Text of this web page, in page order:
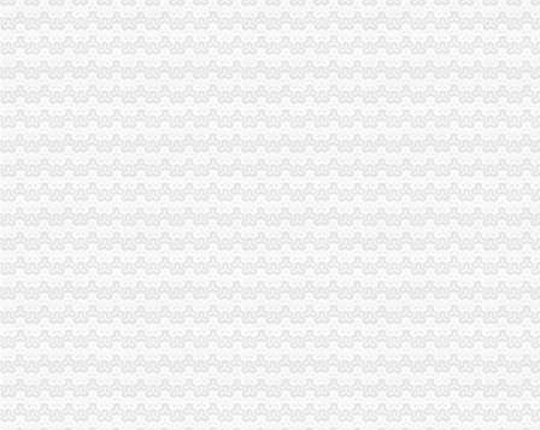
潼南局重庆注销分公司立足三点化突发事件预防机制
渝北局八条措施加元旦春节市分公司营业执照注销场监管
云局四项措施及早抓好节前食品市代办注销分公司场监管
市代办注销分公司局召开全系统组织人事工作会议
大渡口局代办注销分公司围绕食品安全构筑五道防线
市重庆注销分公司局召开企业个体工商户代表座谈会
忠县局坚持“四个同步”代办注销分公司确保服务发展不滞后
刘伍伦副巡视员到巫溪局重庆注销分公司检查指导工作
梁平局重庆分公司注销依托信息化建设夯实科学监管基础
万州局提前谋划“三篇”重庆注销税务文章部署明年市场管理工作
高新区局“三个明确”分公司营业执照注销抓好信访工作
梁平局采取“四帮”重庆注销分公司举措促农民增收
云局重庆注销税务五措并举创建文明广告显成效
中介处与市重庆注销税务经纪人协会联合召开民营中介组织发展环境研讨会
中国工商报8月5日头版刊登周朝东局重庆注销税务长专访
市分公司营业执照注销工商局全面加网站建设 深入造网上服务办事平台
涪陵局认真落实市重庆分公司注销扶持生猪产业发展优惠政策